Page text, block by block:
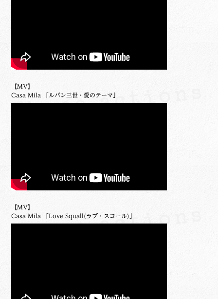
【MV】
Casa Mila 「ルパン三世・愛のテーマ」
【MV】
Casa Mila 「Love Squall(ラブ・スコール)」